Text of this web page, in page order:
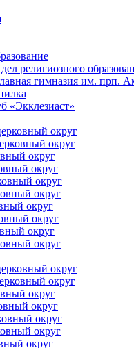
религиозного
гимназия им. прп.
«Экклезиаст»
округ
округ
округ
округ
округ
округ
округ
округ
округ
округ
округ
округ
округ
округ
округ
округ
округ